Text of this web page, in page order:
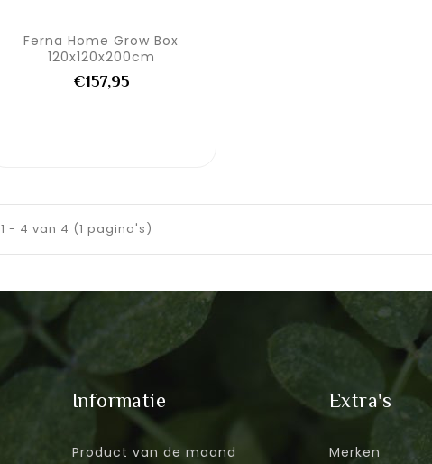
Ferna Home Grow Box
120x120x200cm
€157,95
1 - 4 van 4 (1 pagina's)
Informatie
Product van de maand
Extra's
Merken